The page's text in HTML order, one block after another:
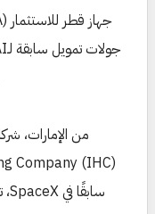
سابقًا في SpaceX، تستعدان للمشاركة مجددًا في الاكتتاب.